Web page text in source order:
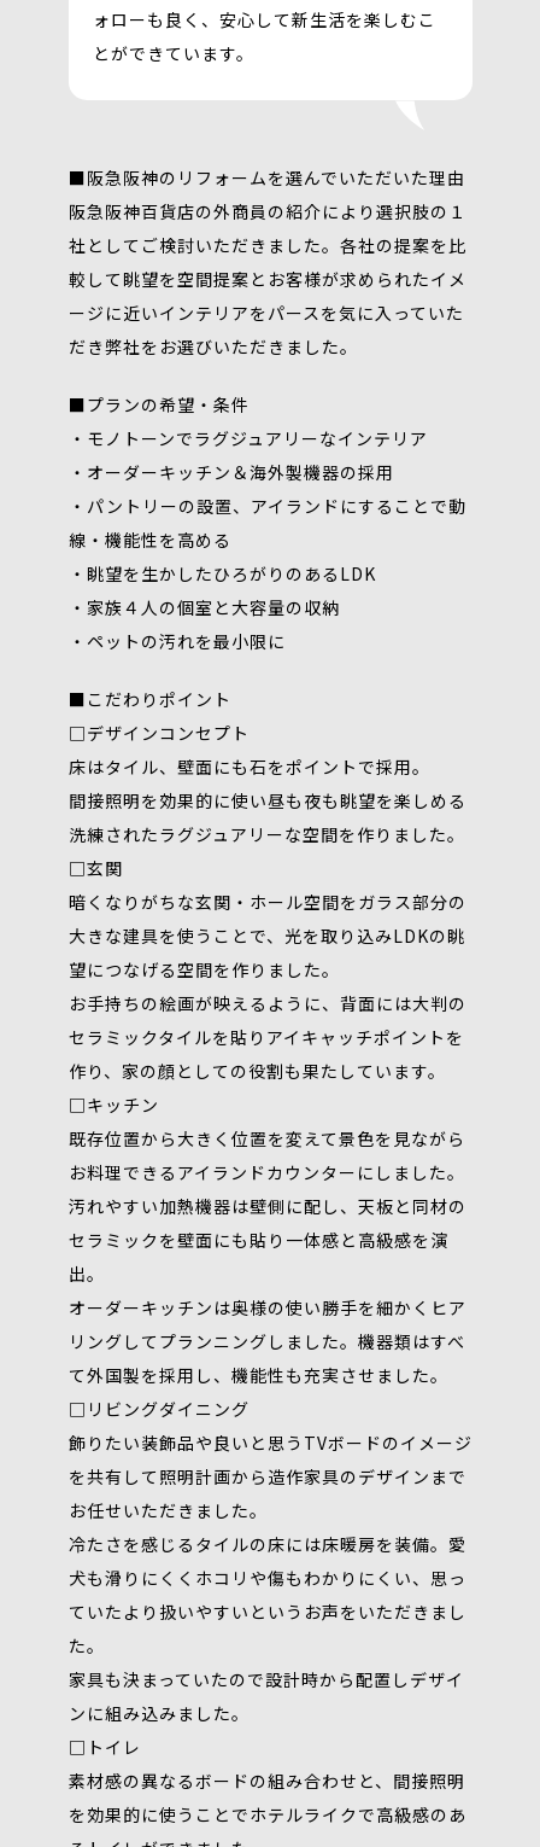
ォローも良く、安心して新生活を楽しむこ
とができています。
■阪急阪神のリフォームを選んでいただいた理由
阪急阪神百貨店の外商員の紹介により選択肢の１
社としてご検討いただきました。各社の提案を比
較して眺望を空間提案とお客様が求められたイメ
ージに近いインテリアをパースを気に入っていた
だき弊社をお選びいただきました。
■プランの希望・条件
・モノトーンでラグジュアリーなインテリア
・オーダーキッチン＆海外製機器の採用
・パントリーの設置、アイランドにすることで動
線・機能性を高める
・眺望を生かしたひろがりのあるLDK
・家族４人の個室と大容量の収納
・ペットの汚れを最小限に
■こだわりポイント
□デザインコンセプト
床はタイル、壁面にも石をポイントで採用。
間接照明を効果的に使い昼も夜も眺望を楽しめる
洗練されたラグジュアリーな空間を作りました。
□玄関
暗くなりがちな玄関・ホール空間をガラス部分の
大きな建具を使うことで、光を取り込みLDKの眺
望につなげる空間を作りました。
お手持ちの絵画が映えるように、背面には大判の
セラミックタイルを貼りアイキャッチポイントを
作り、家の顔としての役割も果たしています。
□キッチン
既存位置から大きく位置を変えて景色を見ながら
お料理できるアイランドカウンターにしました。
汚れやすい加熱機器は壁側に配し、天板と同材の
セラミックを壁面にも貼り一体感と高級感を演
出。
オーダーキッチンは奥様の使い勝手を細かくヒア
リングしてプランニングしました。機器類はすべ
て外国製を採用し、機能性も充実させました。
□リビングダイニング
飾りたい装飾品や良いと思うTVボードのイメージ
を共有して照明計画から造作家具のデザインまで
お任せいただきました。
冷たさを感じるタイルの床には床暖房を装備。愛
犬も滑りにくくホコリや傷もわかりにくい、思っ
ていたより扱いやすいというお声をいただきまし
た。
家具も決まっていたので設計時から配置しデザイ
ンに組み込みました。
□トイレ
素材感の異なるボードの組み合わせと、間接照明
を効果的に使うことでホテルライクで高級感のあ